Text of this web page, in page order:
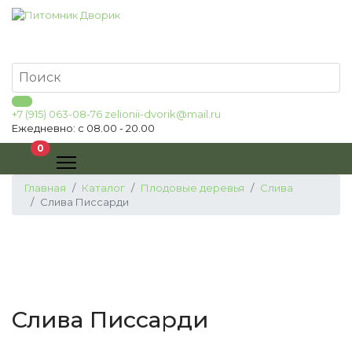
+7 (915) 063-08-76 zelionii-dvorik@mail.ru
Ежедневно: с 08.00 - 20.00
0В корзину
Главная Каталог Плодовые деревья
Слива
Слива Писсарди
Слива Писсарди